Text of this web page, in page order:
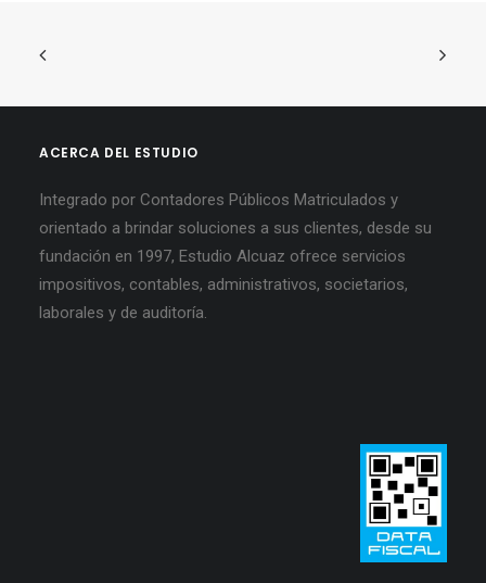
ACERCA DEL ESTUDIO
Integrado por Contadores Públicos Matriculados y
orientado a brindar soluciones a sus clientes, desde su
fundación en 1997, Estudio Alcuaz ofrece servicios
impositivos, contables, administrativos, societarios,
laborales y de auditoría.